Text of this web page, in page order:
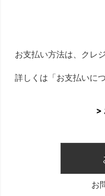
お支払い方法は、クレ
詳しくは「お支払いに
>
お